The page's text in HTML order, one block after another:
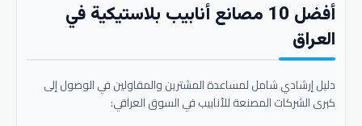
أفضل 10 مصانع أنابيب بلاستيكية في
العراق
دليل إرشادي شامل لمساعدة المشترين والمقاولين في الوصول إلى
كبرى الشركات المصنعة للأنابيب في السوق العراقي: